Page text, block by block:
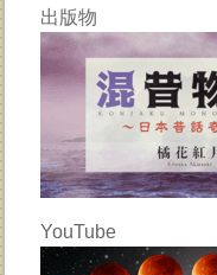
出版物
YouTube